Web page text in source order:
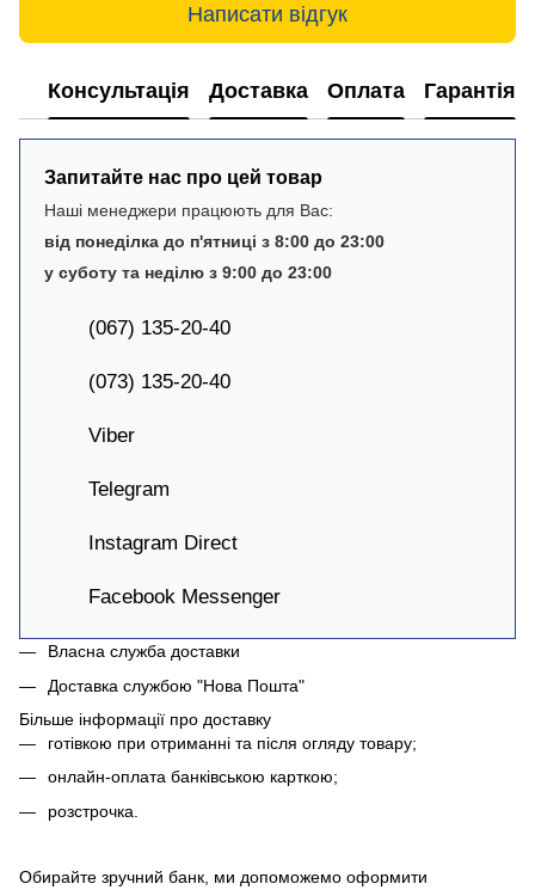
Написати відгук
Консультація Доставка Оплата Гарантія
Запитайте нас про цей товар
Наші менеджери працюють для Вас:
від понеділка до п'ятниці з 8:00 до 23:00
у суботу та неділю з 9:00 до 23:00
(067) 135-20-40
(073) 135-20-40
Viber
Telegram
Instagram Direct
Facebook Messenger
Власна служба доставки
Доставка службою "Нова Пошта"
Більше інформації про доставку
готівкою при отриманні та після огляду товару;
онлайн-оплата банківською карткою;
розстрочка.
Обирайте зручний банк, ми допоможемо оформити